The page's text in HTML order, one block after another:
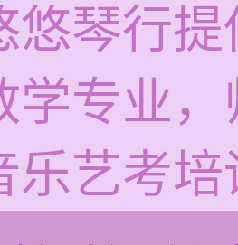
悠琴行
学专业
乐艺考